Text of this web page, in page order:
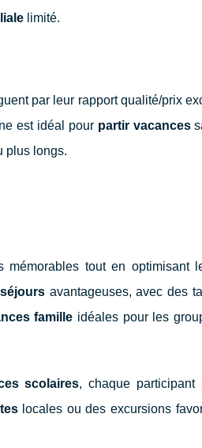
limité.
par leur rapport qualité/prix
est idéal pour partir vacances
plus longs.
tout en optimisant
avantageuses, avec des
famille idéales pour les
scolaires, chaque participant
locales ou des excursions